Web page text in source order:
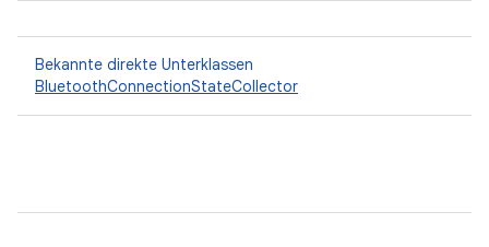
Bekannte direkte Unterklassen
BluetoothConnectionStateCollector